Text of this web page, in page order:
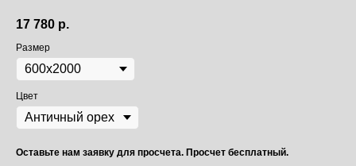
17 780 р.
Размер
Цвет
Оставьте нам заявку для просчета. Просчет бесплатный.